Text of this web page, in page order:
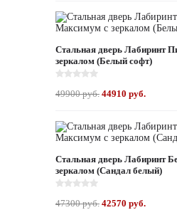
Стальная дверь Лабиринт
зеркалом (Белый софт)
49900 руб. 44910 руб.
Стальная дверь Лабиринт
зеркалом (Сандал белый)
47300 руб. 42570 руб.